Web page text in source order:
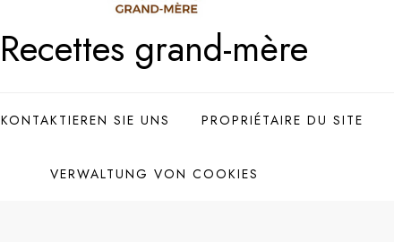
Recettes grand-mère
KONTAKTIEREN SIE UNS PROPRIÉTAIRE DU SITE
VERWALTUNG VON COOKIES